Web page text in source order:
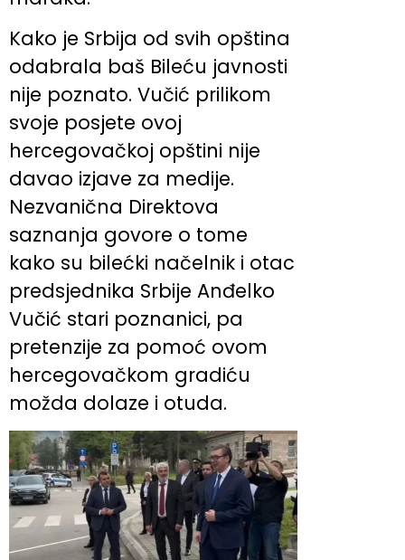
Kako je Srbija od svih opština
odabrala baš Bileću javnosti
nije poznato. Vučić prilikom
svoje posjete ovoj
hercegovačkoj opštini nije
davao izjave za medije.
Nezvanična Direktova
saznanja govore o tome
kako su bilećki načelnik i otac
predsjednika Srbije Anđelko
Vučić stari poznanici, pa
pretenzije za pomoć ovom
hercegovačkom gradiću
možda dolaze i otuda.